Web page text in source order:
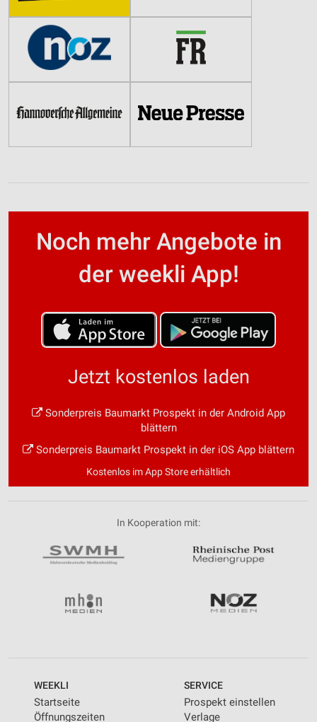
Noch mehr Angebote in
der weekli App!
Jetzt kostenlos laden
Sonderpreis Baumarkt Prospekt in der Android App
blättern
Sonderpreis Baumarkt Prospekt in der iOS App blättern
Kostenlos im App Store erhältlich
In Kooperation mit:
WEEKLI
Startseite
Öffnungszeiten
SERVICE
Prospekt einstellen
Verlage